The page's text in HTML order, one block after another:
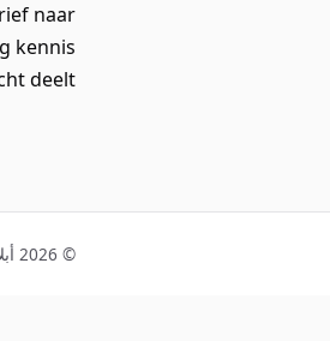
naar
kennis
💙
© 2026 أبلاي إيدج. جميع الحقوق محفوظة.